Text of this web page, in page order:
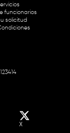
funcionarios
solicitud
X